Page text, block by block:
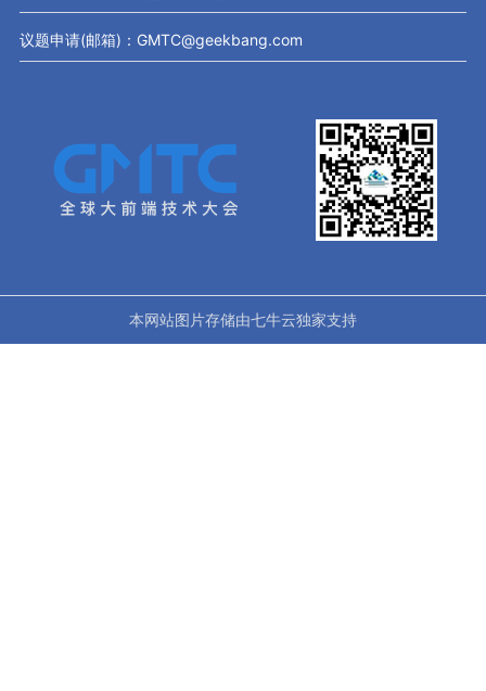
议题申请(邮箱)：GMTC@geekbang.com
本网站图片存储由七牛云独家支持